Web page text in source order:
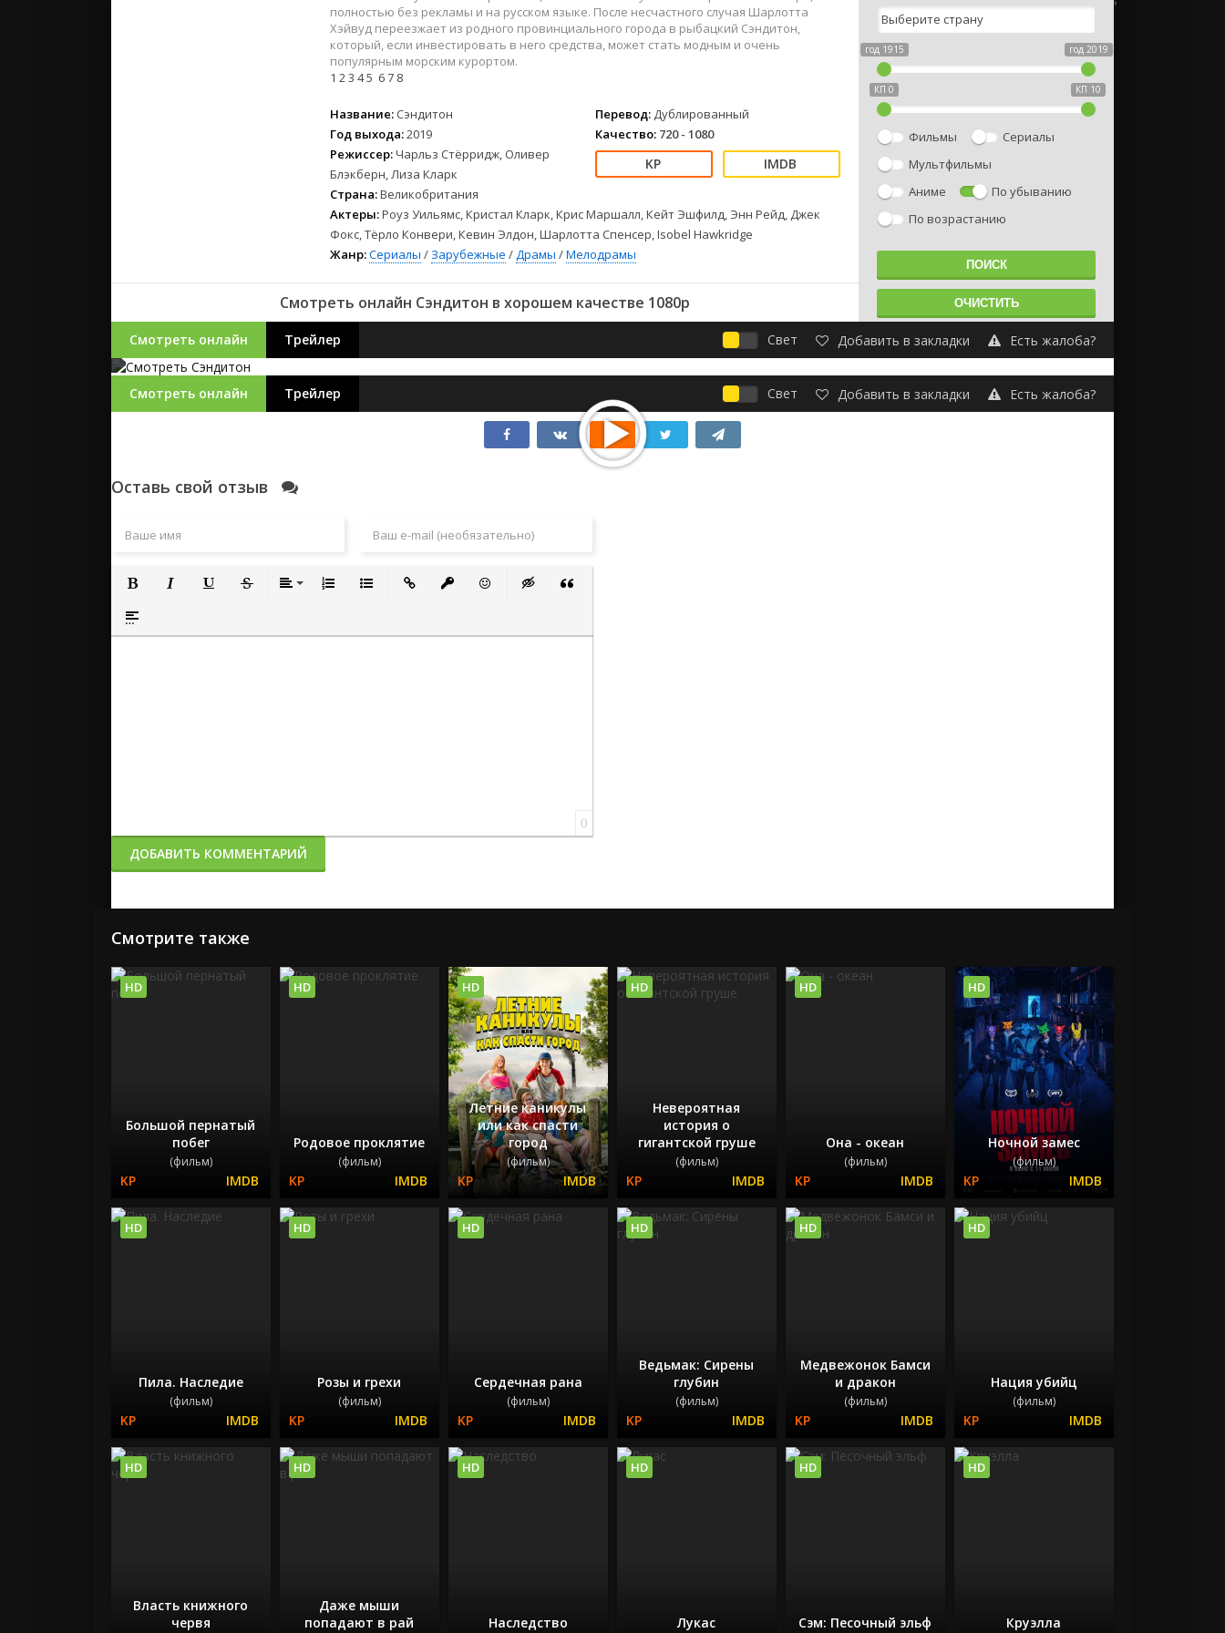
2022
2021
СССР
Зарубежные
Детские
Драмы
Спорт
Триллеры
Фэнтези
2022
2021
СССР
Фильмы из соцетей
полностью без рекламы и на русском языке. После несчастного случая Шарлотта
Хэйвуд переезжает из родного провинциального города в рыбацкий Сэндитон,
который, если инвестировать в него средства, может стать модным и очень
популярным морским курортом.
1 23 45 67 8
Название: Сэндитон
Год выхода:2019
Режиссер:Чарльз Стёрридж, Оливер
Блэкберн, Лиза Кларк
Страна:Великобритания
Перевод: Дублированный
Качество: 720 - 1080
Актеры:Роуз Уильямс, Кристал Кларк, Крис Маршалл, Кейт Эшфилд, Энн Рейд, Джек
Фокс, Тёрло Конвери, Кевин Элдон, Шарлотта Спенсер, Isobel Hawkridge
Жанр:Сериалы / Зарубежные /Драмы /Мелодрамы
Смотреть онлайн Сэндитон в хорошем качестве 1080p
год 1915 год 2019
КП 0 КП 10
Фильмы
Сериалы
Мультфильмы
Аниме
По убыванию
По возрастанию
Смотреть онлайн Трейлер Свет Добавить в закладки Есть жалоба?
Смотреть онлайн Трейлер Свет Добавить в закладки Есть жалоба?
Оставь свой отзыв
Полужирный
Вставка спойлера
0
ДОБАВИТЬ КОММЕНТАРИЙ
Смотрите также
Большой пернатый
побег
(фильм)
HD
Родовое проклятие
(фильм)
HD
Летние каникулы
или как спасти
город
(фильм)
HD
Невероятная
история о
гигантской груше
(фильм)
HD
Она - океан
(фильм)
HD
Ночной замес
(фильм)
HD
Пила. Наследие
(фильм)
HD
Розы и грехи
(фильм)
HD
Сердечная рана
(фильм)
HD
Ведьмак: Сирены
глубин
(фильм)
HD
Медвежонок Бамси
и дракон
(фильм)
HD
Нация убийц
(фильм)
HD
Власть книжного
червя
HD
Даже мыши
попадают в рай
HD
Наследство
HD
Лукас
HD
Сэм: Песочный эльф
HD
Круэлла
HD